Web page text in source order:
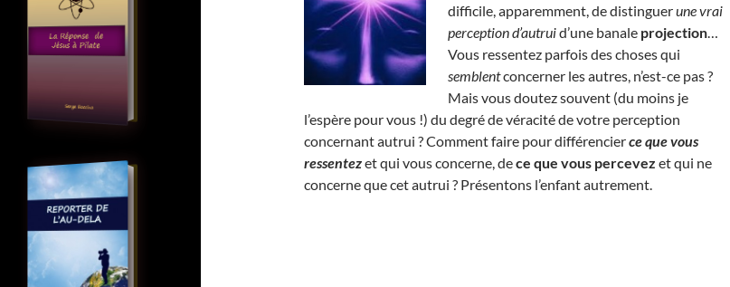
difficile, apparemment, de distinguerune vrai
perception d’autruid’une banale projection…
Vous ressentez parfois des choses qui
semblentconcerner les autres, n’est-ce pas ?
Mais vous doutez souvent (du moins je
l’espère pour vous !) du degré de véracité de votre perception
concernant autrui ? Comment faire pour différencierce que vous
ressentezet qui vous concerne, dece que vous percevez et qui ne
concerne que cet autrui ? Présentons l’enfant autrement.